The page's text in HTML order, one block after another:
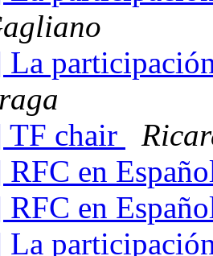
chair
en
en